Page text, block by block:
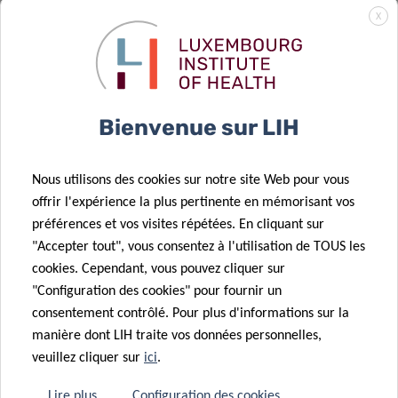
reconfiguration
du paysage
immunitaire
cerveau
doctorat du
LIH soutenus
du Pélican
21 Oct 2025
la recherche
sur le cancer
pédiatrique
24 Sep 2025
CancerWatch:
rapidité des
données sur le
cancer pour
lutte contre le
cancer
10 Sep 2025
Identification
d’une cible
prometteuse
pour
04 Sep 2025
Le
Luxembourg
Institute of
Health reçoit
une
prestigieuse
subvention
pour faire
X
Bienvenue sur LIH
Nous utilisons des cookies sur notre site Web pour vous
offrir l'expérience la plus pertinente en mémorisant vos
préférences et vos visites répétées. En cliquant sur
"Accepter tout", vous consentez à l'utilisation de TOUS les
cookies. Cependant, vous pouvez cliquer sur
"Configuration des cookies" pour fournir un
consentement contrôlé. Pour plus d'informations sur la
manière dont LIH traite vos données personnelles,
veuillez cliquer sur ici.